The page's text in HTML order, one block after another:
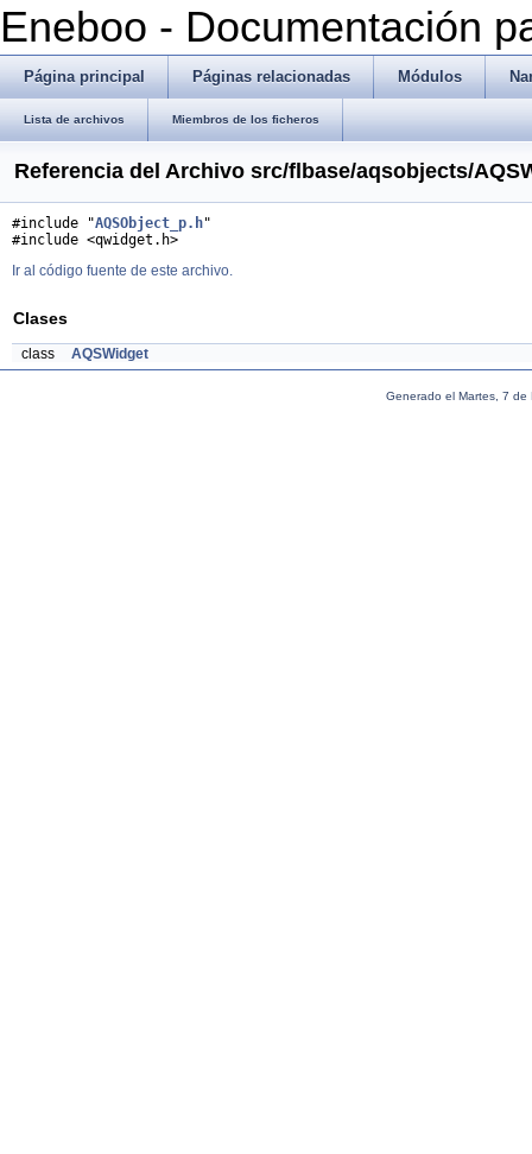
Eneboo - Documentación
Página principal Páginas relacionadas Módulos
Lista de archivos Miembros de los ficheros
Referencia del Archivo src/flbase/aqsobjects/
#include "AQSObject_p.h"
#include <qwidget.h>
Ir al código fuente de este archivo.
Clases
class AQSWidget
Generado el Martes, 7